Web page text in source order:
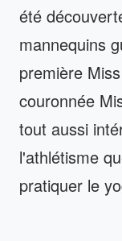
été
mannequins
première
couronnée
tout aussi
l'athlétisme
pratiquer le